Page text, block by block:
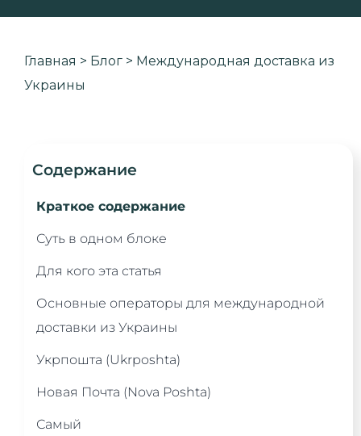
Главная > Блог > Международная доставка из
Украины
Содержание
Краткое содержание
Суть в одном блоке
Для кого эта статья
Основные операторы для международной
доставки из Украины
Укрпошта (Ukrposhta) ‍
Новая Почта (Nova Poshta)
Самый